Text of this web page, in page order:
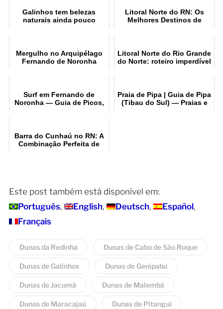
Galinhos tem belezas
naturais ainda pouco
Litoral Norte do RN: Os
Melhores Destinos de
Mergulho no Arquipélago
Fernando de Noronha
Litoral Norte do Rio Grande
do Norte: roteiro imperdível
Surf em Fernando de
Noronha — Guia de Picos,
Praia de Pipa | Guia de Pipa
(Tibau do Sul) — Praias e
Barra do Cunhaú no RN: A
Combinação Perfeita de
Este post também está disponível em:
Português
English Deutsch
Español
Français
Dunas da Redinha Dunas de Cabo de São Roque
Dunas de Galinhos Dunas de Genipabu
Dunas de Jacumã Dunas de Malembá
Dunas de Maracajaú Dunas de Pitangui